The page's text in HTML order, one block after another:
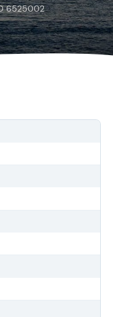
6525002